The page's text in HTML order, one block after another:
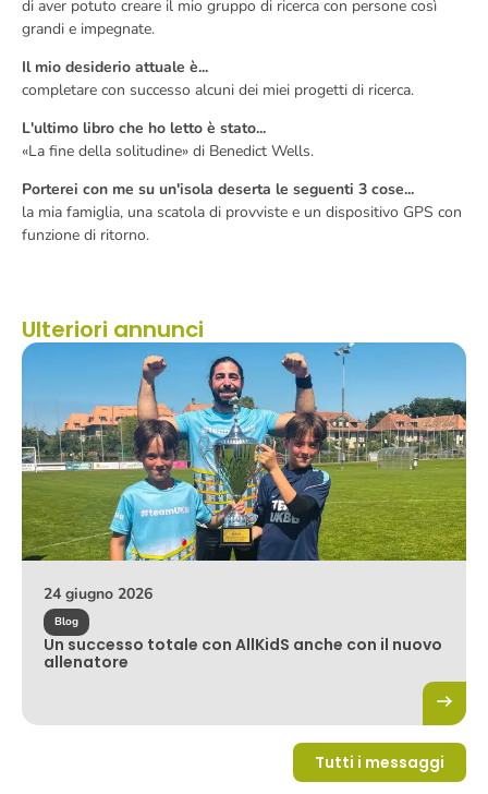
di aver potuto creare il mio gruppo di ricerca con persone così
grandi e impegnate.
Il mio desiderio attuale è...
completare con successo alcuni dei miei progetti di ricerca.
L'ultimo libro che ho letto è stato...
«La fine della solitudine» di Benedict Wells.
Porterei con me su un'isola deserta le seguenti 3 cose...
la mia famiglia, una scatola di provviste e un dispositivo GPS con
funzione di ritorno.
Ulteriori annunci
24 giugno 2026
Blog
Un successo totale con AllKidS anche con il nuovo
allenatore
Tutti i messaggi